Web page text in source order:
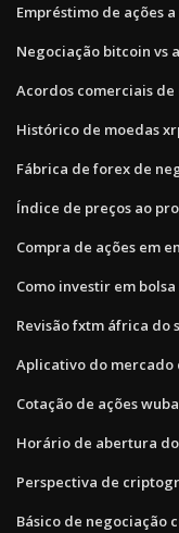
Empréstimo de ações
Negociação bitcoin vs
Acordos comerciais de
Histórico de moedas
Fábrica de forex de
Índice de preços ao
Compra de ações em
Como investir em
Revisão fxtm áfrica do
Aplicativo do mercado
Cotação de ações wuba
Horário de abertura
Perspectiva de
Básico de negociação